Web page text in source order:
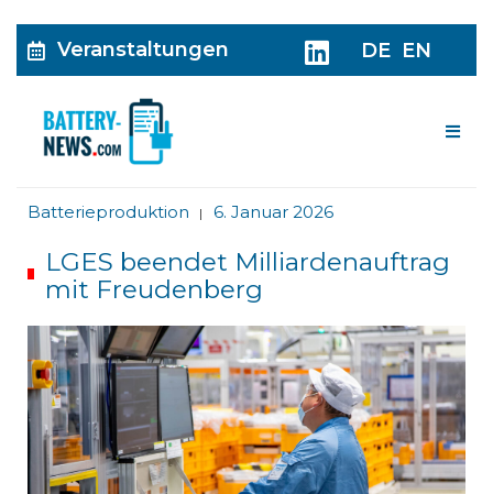
Veranstaltungen DE EN
Batterieproduktion | 6. Januar 2026
LGES beendet Milliardenauftrag
mit Freudenberg